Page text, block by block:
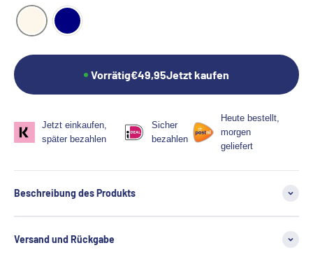
Vorrätig€49,95Jetzt kaufen
Jetzt einkaufen,
später bezahlen
Sicher
bezahlen
Heute bestellt,
morgen
geliefert
Beschreibung des Produkts
Versand und Rückgabe